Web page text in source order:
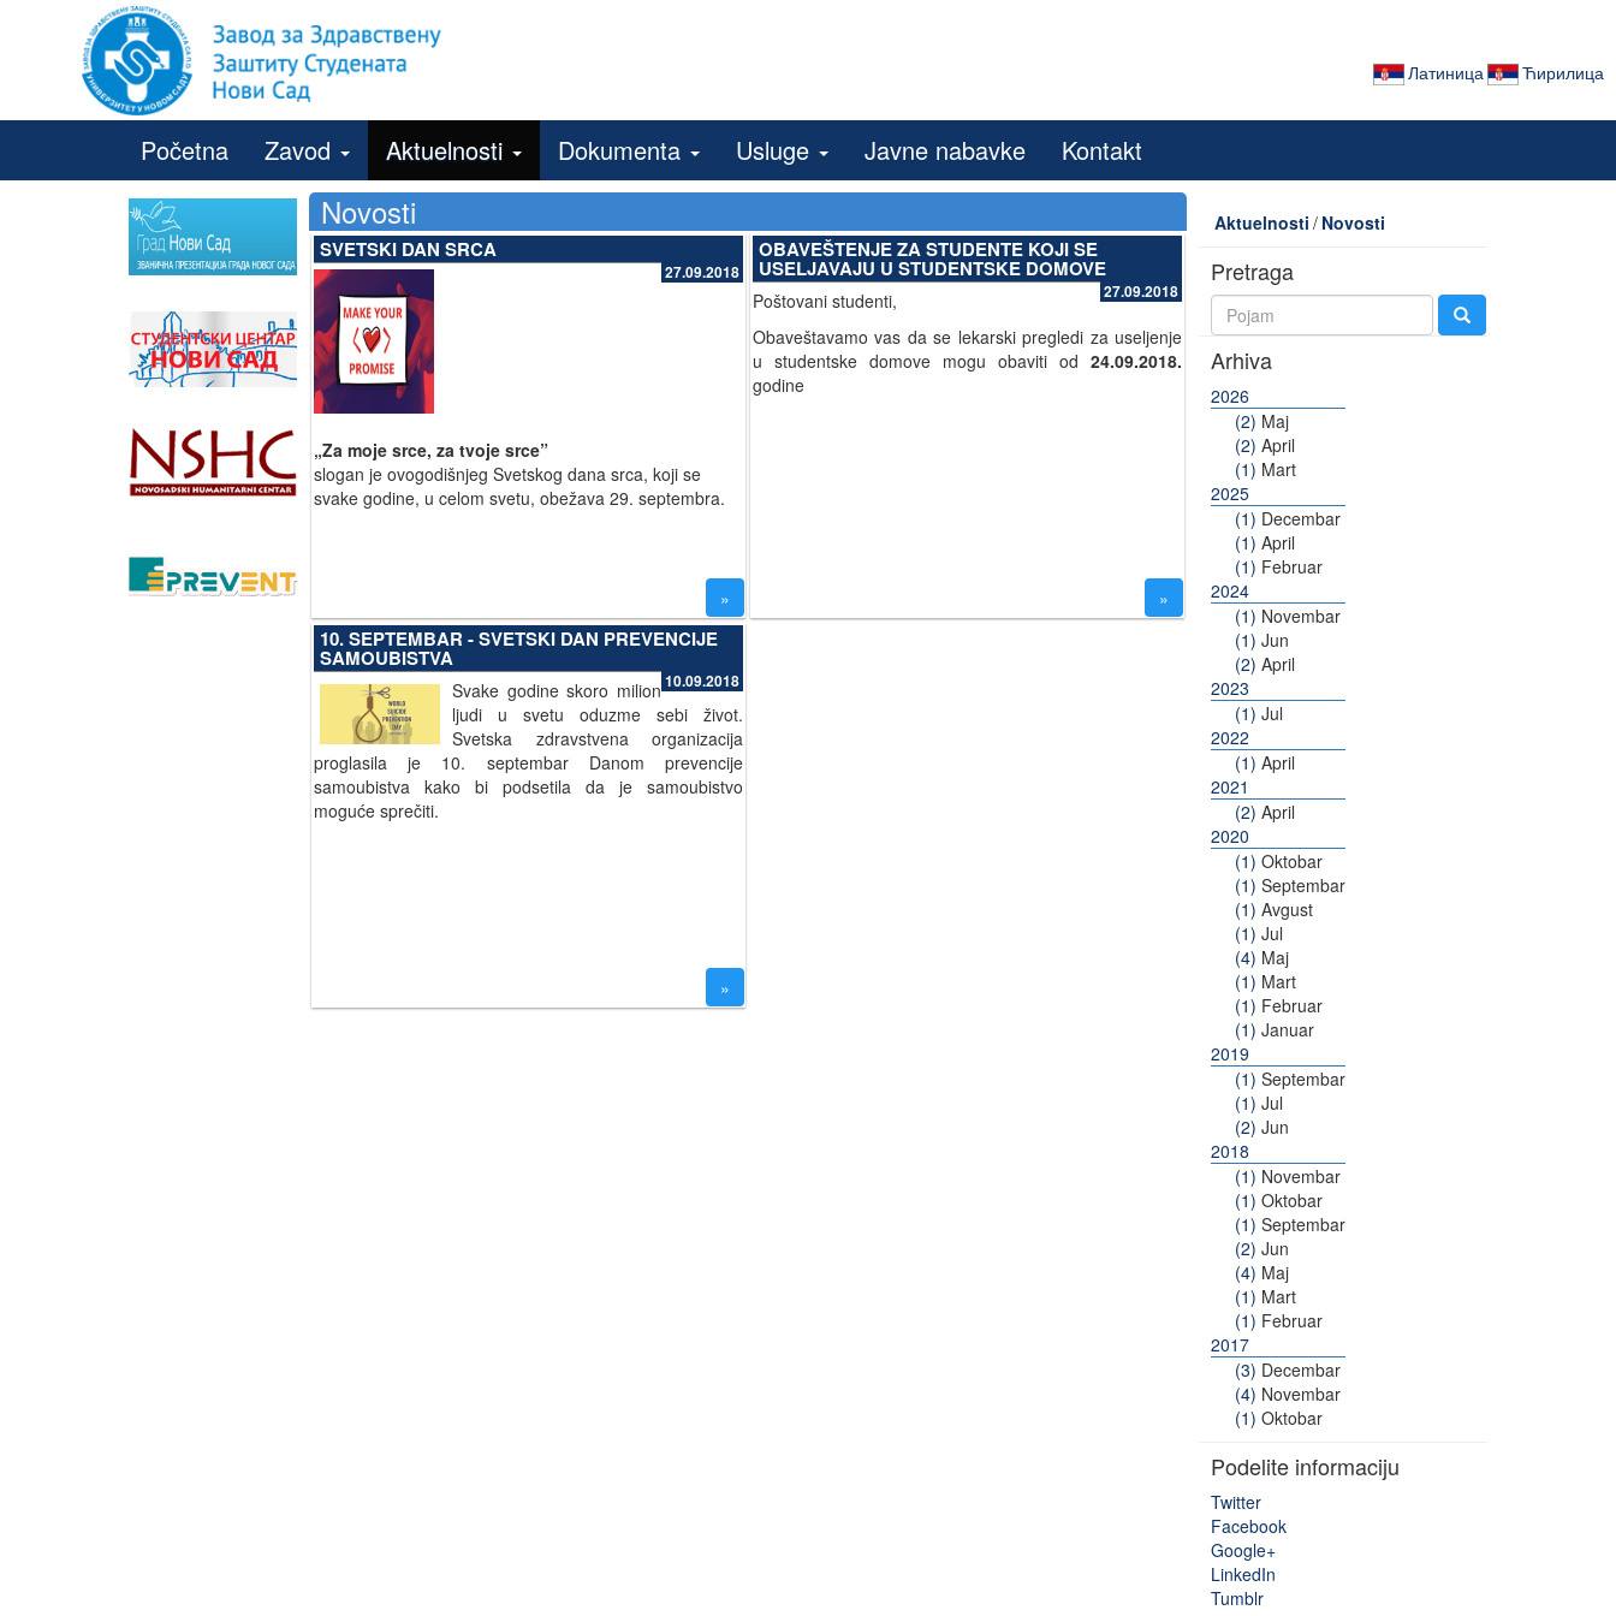
Ћирилица
Латиница
Početna Zavod Aktuelnosti Dokumenta Usluge Javne nabavke Kontakt
Novosti
SVETSKI DAN SRCA
27.09.2018
„Za moje srce, za tvoje srce”
slogan je ovogodišnjeg Svetskog dana srca, koji se
svake godine, u celom svetu, obežava 29. septembra.
»
OBAVEŠTENJE ZA STUDENTE KOJI SE
USELJAVAJU U STUDENTSKE DOMOVE
27.09.2018
Poštovani studenti,
Obaveštavamo vas da se lekarski pregledi za useljenje
u studentske domove mogu obaviti od 24.09.2018.
godine
»
10. SEPTEMBAR - SVETSKI DAN PREVENCIJE
SAMOUBISTVA
10.09.2018
Svake godine skoro milion
ljudi u svetu oduzme sebi život.
Svetska zdravstvena organizacija
proglasila je 10. septembar Danom prevencije
samoubistva kako bi podsetila da je samoubistvo
moguće sprečiti.
»
Aktuelnosti / Novosti
Pretraga
Arhiva
2026
(2) Maj
(2) April
(1) Mart
2025
(1) Decembar
(1) April
(1) Februar
2024
(1) Novembar
(1) Jun
(2) April
2023
(1) Jul
2022
(1) April
2021
(2) April
2020
(1) Oktobar
(1) Septembar
(1) Avgust
(1) Jul
(4) Maj
(1) Mart
(1) Februar
(1) Januar
2019
(1) Septembar
(1) Jul
(2) Jun
2018
(1) Novembar
(1) Oktobar
(1) Septembar
(2) Jun
(4) Maj
(1) Mart
(1) Februar
2017
(3) Decembar
(4) Novembar
(1) Oktobar
Podelite informaciju
Twitter
Facebook
Google+
LinkedIn
Tumblr